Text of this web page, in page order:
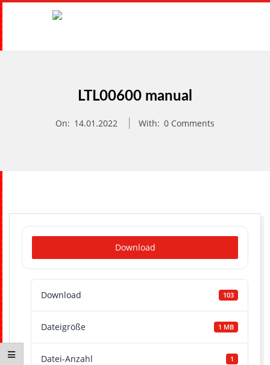
Skip
to
content
E
C
H
LTL00600 manual
On: 14.01.2022 With: 0 Comments
Download
Download 103
Dateigröße 1 MB
Datei-Anzahl 1